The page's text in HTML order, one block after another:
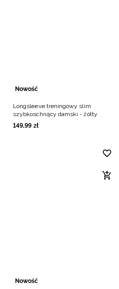
Nowość
Longsleeve treningowy slim
szybkoschnący damski - żółty
149,99 zł
Nowość